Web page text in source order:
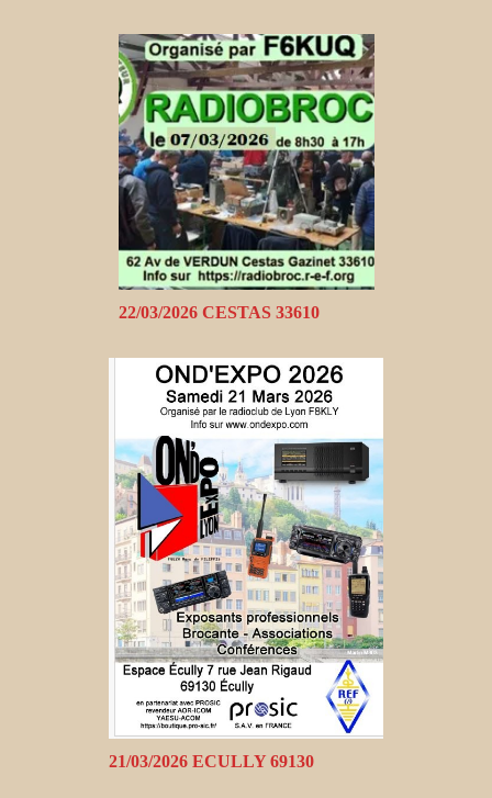
22/03/2026 CESTAS 33610
21/03/2026 ECULLY 69130